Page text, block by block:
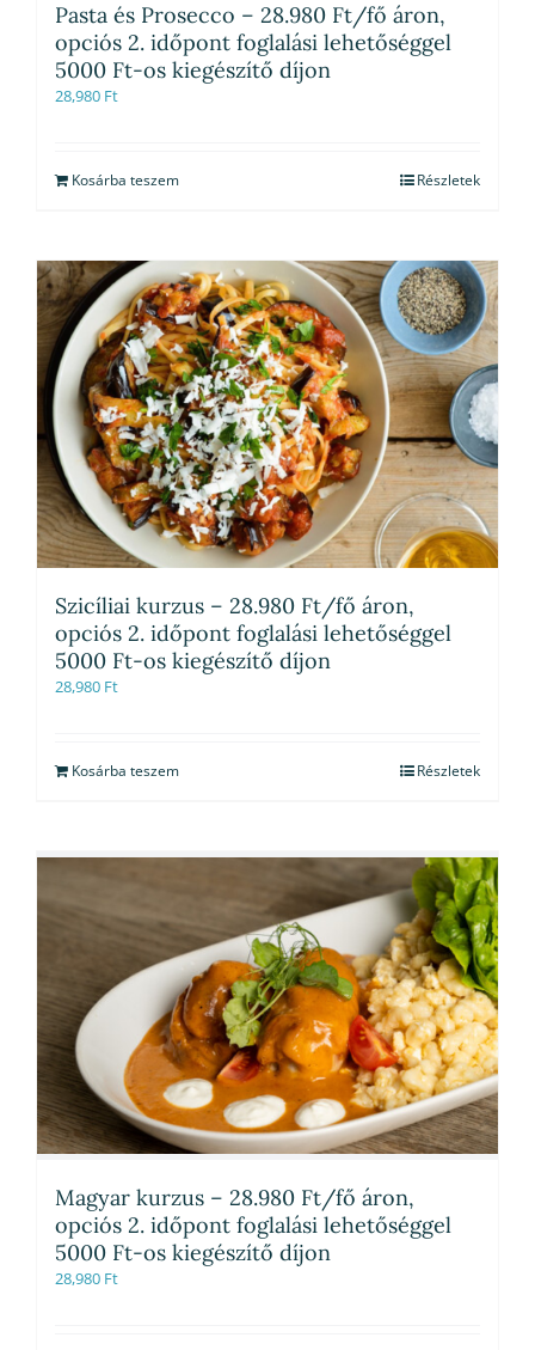
Pasta és Prosecco – 28.980 Ft/fő áron,
opciós 2. időpont foglalási lehetőséggel
5000 Ft-os kiegészítő díjon
28,980 Ft
Kosárba teszem Részletek
Szicíliai kurzus – 28.980 Ft/fő áron,
opciós 2. időpont foglalási lehetőséggel
5000 Ft-os kiegészítő díjon
28,980 Ft
Kosárba teszem Részletek
Magyar kurzus – 28.980 Ft/fő áron,
opciós 2. időpont foglalási lehetőséggel
5000 Ft-os kiegészítő díjon
28,980 Ft